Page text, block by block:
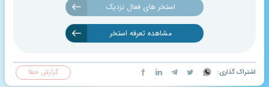
استخر های فعال نزدیک
مشاهده تعرفه استخر
اشتراک گذاری: گزارش خطا